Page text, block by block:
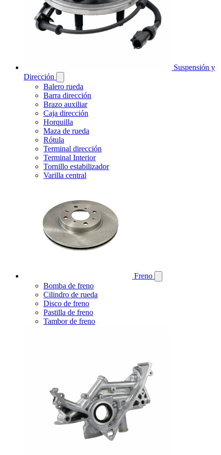
Suspensión y
Dirección
Balero rueda
Barra dirección
Brazo auxiliar
Caja dirección
Horquilla
Maza de rueda
Rótula
Terminal dirección
Terminal Interior
Tornillo estabilizador
Varilla central
Freno
Bomba de freno
Cilindro de rueda
Disco de freno
Pastilla de freno
Tambor de freno